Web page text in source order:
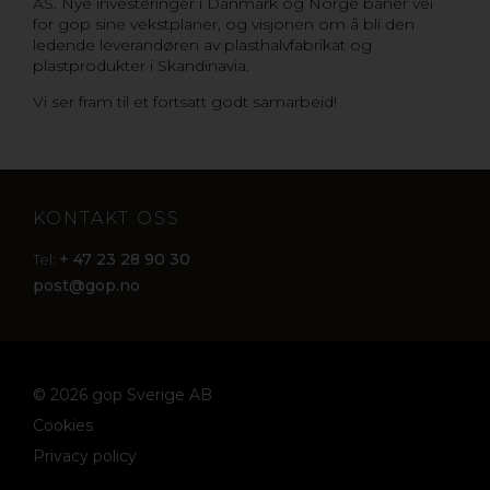
for gop sine vekstplaner, og visjonen om å bli den
ledende leverandøren av plasthalvfabrikat og
plastprodukter i Skandinavia.
Vi ser fram til et fortsatt godt samarbeid!
KONTAKT OSS
Tel: + 47 23 28 90 30
post@gop.no
© 2026 gop Sverige AB
Cookies
Privacy policy